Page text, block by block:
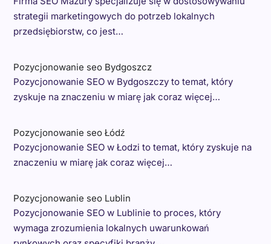
strategii marketingowych do potrzeb lokalnych
przedsiębiorstw, co jest…
Pozycjonowanie seo Bydgoszcz
Pozycjonowanie SEO w Bydgoszczy to temat, który
zyskuje na znaczeniu w miarę jak coraz więcej…
Pozycjonowanie seo Łódź
Pozycjonowanie SEO w Łodzi to temat, który zyskuje na
znaczeniu w miarę jak coraz więcej…
Pozycjonowanie seo Lublin
Pozycjonowanie SEO w Lublinie to proces, który
wymaga zrozumienia lokalnych uwarunkowań